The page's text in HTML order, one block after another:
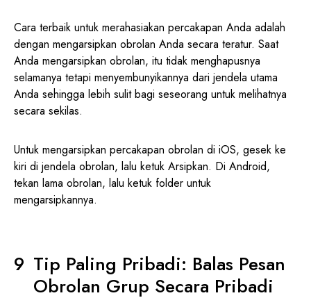
Cara terbaik untuk merahasiakan percakapan Anda adalah
dengan mengarsipkan obrolan Anda secara teratur. Saat
Anda mengarsipkan obrolan, itu tidak menghapusnya
selamanya tetapi menyembunyikannya dari jendela utama
Anda sehingga lebih sulit bagi seseorang untuk melihatnya
secara sekilas.
Untuk mengarsipkan percakapan obrolan di iOS, gesek ke
kiri di jendela obrolan, lalu ketuk Arsipkan. Di Android,
tekan lama obrolan, lalu ketuk folder untuk
mengarsipkannya.
Tip Paling Pribadi: Balas Pesan
Obrolan Grup Secara Pribadi